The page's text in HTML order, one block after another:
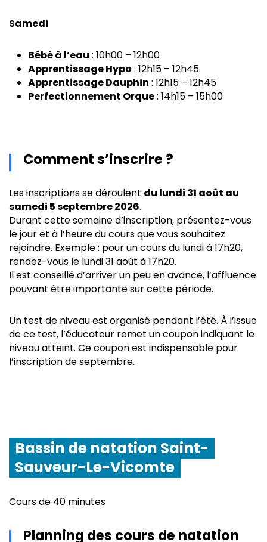
Samedi
Bébé à l’eau : 10h00 – 12h00
Apprentissage Hypo : 12h15 – 12h45
Apprentissage Dauphin : 12h15 – 12h45
Perfectionnement Orque: 14h15 – 15h00
Comment s’inscrire ?
Les inscriptions se déroulent du lundi 31 août au
samedi 5 septembre 2026.
Durant cette semaine d’inscription, présentez-vous
le jour et à l’heure du cours que vous souhaitez
rejoindre. Exemple : pour un cours du lundi à 17h20,
rendez-vous le lundi 31 août à 17h20.
Il est conseillé d’arriver un peu en avance, l’affluence
pouvant être importante sur cette période.
Un test de niveau est organisé pendant l’été. À l’issue
de ce test, l’éducateur remet un coupon indiquant le
niveau atteint. Ce coupon est indispensable pour
l’inscription de septembre.
Bassin de natation Saint-
Sauveur-Le-Vicomte
Cours de 40 minutes
Planning des cours de natation